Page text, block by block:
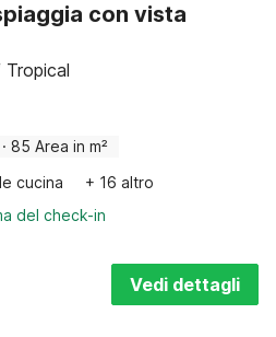
con vista
Tropical
· 85 Area in m²
cucina
+ 16 altro
del check-in
Vedi dettagli